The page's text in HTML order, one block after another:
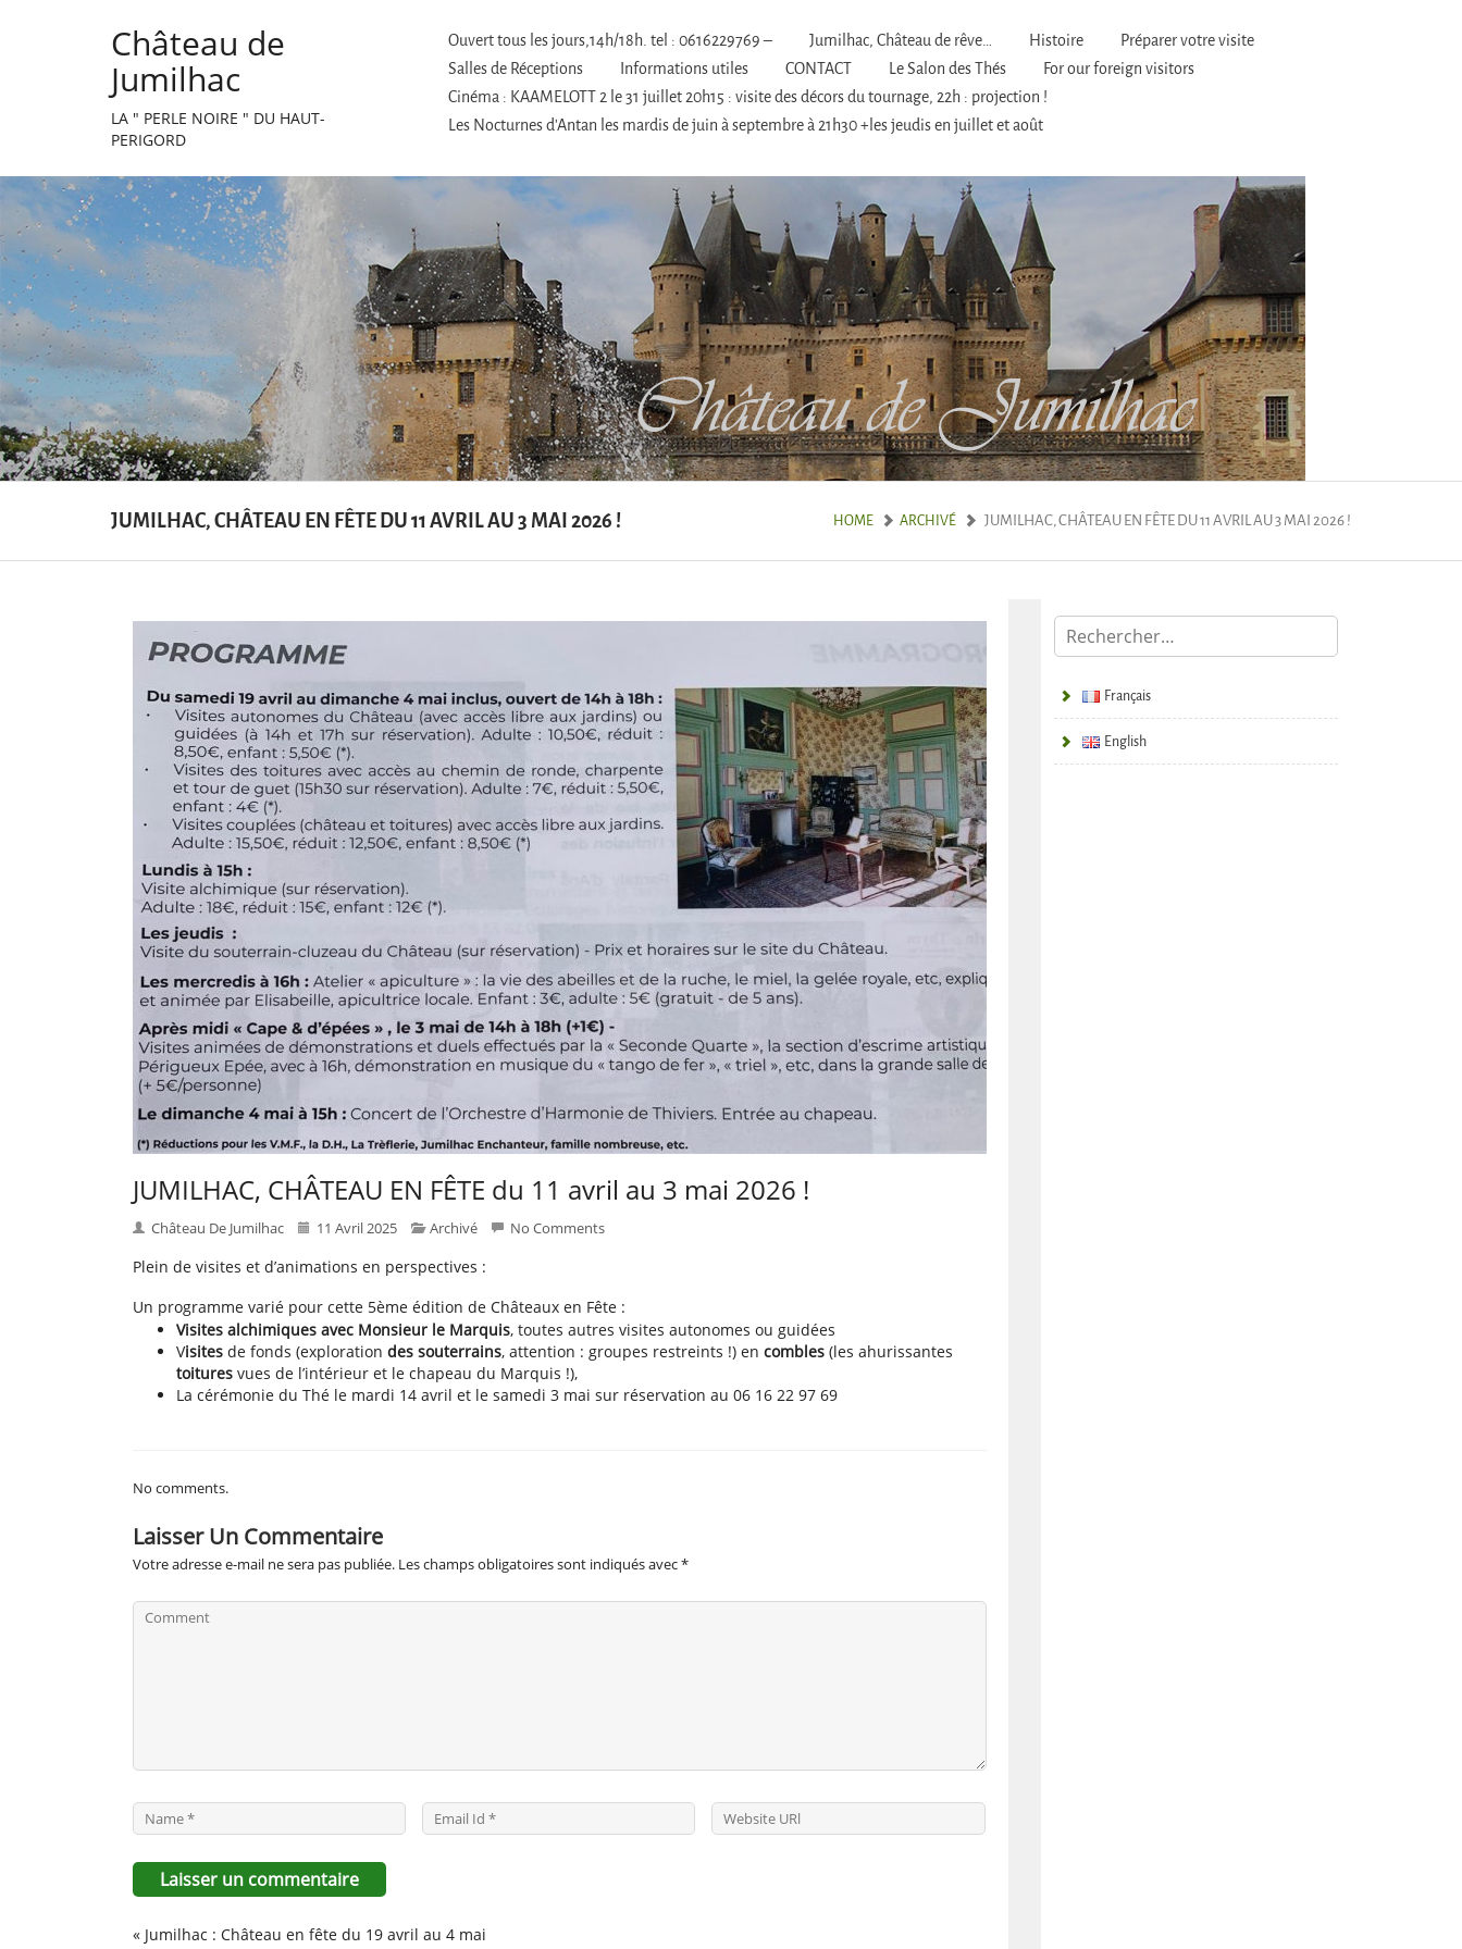
Château de
Jumilhac
LA " PERLE NOIRE " DU HAUT-
PERIGORD
Ouvert tous les jours,14h/18h. tel : 0616229769 – Jumilhac, Château de rêve… Histoire
Préparer votre visite
Salles de Réceptions
Informations utiles CONTACT Le Salon des Thés
For our foreign visitors
Cinéma : KAAMELOTT 2 le 31 juillet 20h15 : visite des décors du tournage, 22h : projection !
Les Nocturnes d’Antan les mardis de juin à septembre à 21h30 +les jeudis en juillet et août
JUMILHAC, CHÂTEAU EN FÊTE DU 11 AVRIL AU 3 MAI 2026 ! HOME ARCHIVÉ JUMILHAC, CHÂTEAU EN FÊTE DU 11 AVRIL AU 3 MAI 2026 !
JUMILHAC, CHÂTEAU EN FÊTE du 11 avril au 3 mai 2026 !
Château De Jumilhac 11 Avril 2025 Archivé No Comments
Plein de visites et d’animations en perspectives :
Un programme varié pour cette 5ème édition de Châteaux en Fête :
Visites alchimiques avec Monsieur le Marquis, toutes autres visites autonomes ou guidées
Visites de fonds (exploration des souterrains, attention : groupes restreints !) en combles (les ahurissantes
toitures vues de l’intérieur et le chapeau du Marquis !),
La cérémonie du Thé le mardi 14 avril et le samedi 3 mai sur réservation au 06 16 22 97 69
No comments.
Laisser Un Commentaire
Votre adresse e-mail ne sera pas publiée. Les champs obligatoires sont indiqués avec*
« Jumilhac : Château en fête du 19 avril au 4 mai
Français
English